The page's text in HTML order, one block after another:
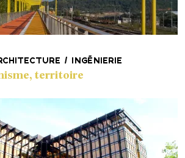
/ INGÉNIERIE
territoire